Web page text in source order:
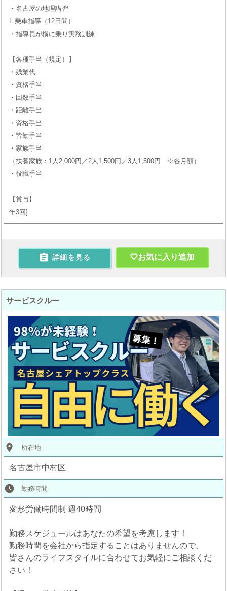
・名古屋の地理講習
L 乗車指導（12日間）
・指導員が横に乗り実務訓練
【各種手当（規定）】
・残業代
・資格手当
・回数手当
・距離手当
・資格手当
・皆勤手当
・家族手当
（扶養家族：1人2,000円／2人1,500円／3人1,500円 ※各月額）
・役職手当
【賞与】
年3回
 詳細を見る お気に入り追加
サービスクルー
place 所在地
名古屋市中村区
watch_later 勤務時間
変形労働時間制 週40時間
勤務スケジュールはあなたの希望を考慮します！
勤務時間を会社から指定することはありませんので、
皆さんのライフスタイルに合わせてお気軽にご相談くだ
さい！